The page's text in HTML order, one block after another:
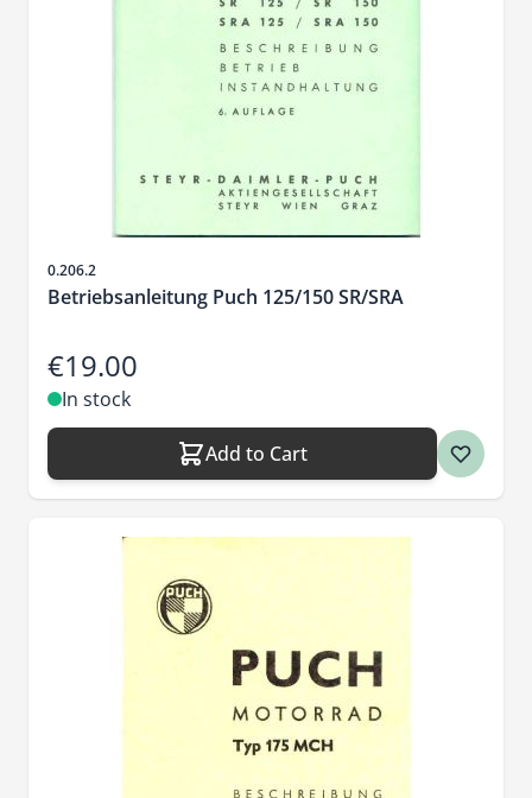
Sku
0.206.2
Betriebsanleitung Puch 125/150 SR/SRA
€19.00
In stock
Add to Cart